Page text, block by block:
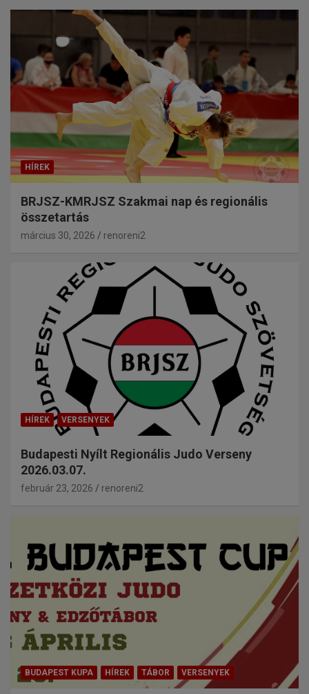
HÍREK
BRJSZ-KMRJSZ Szakmai nap és regionális
összetartás
március 30, 2026 renoreni2
HÍREK VERSENYEK
Budapesti Nyílt Regionális Judo Verseny
2026.03.07.
február 23, 2026 renoreni2
BUDAPEST KUPA HÍREK TÁBOR VERSENYEK